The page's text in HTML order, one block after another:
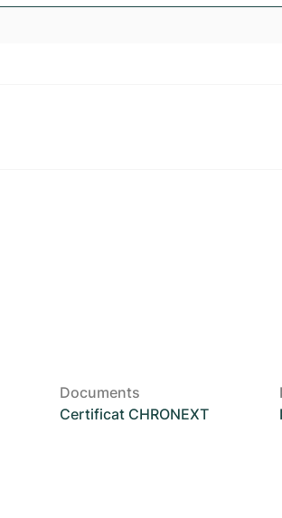
Documents
Certificat CHRONEXT